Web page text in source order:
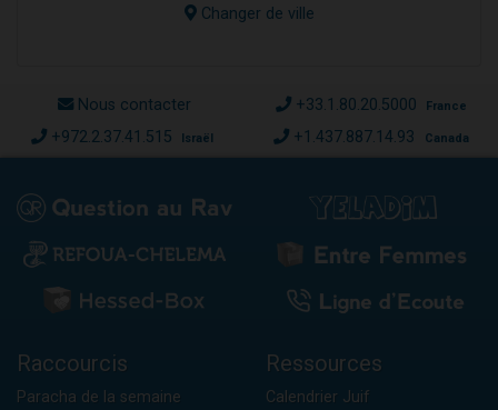
Changer de ville
Nous contacter +33.1.80.20.5000 France
+972.2.37.41.515 Israël +1.437.887.14.93 Canada
Raccourcis
Paracha de la semaine
Ressources
Calendrier Juif